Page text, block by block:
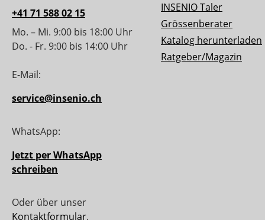
+41 71 588 02 15
Mo. – Mi. 9:00 bis 18:00 Uhr
Do. - Fr. 9:00 bis 14:00 Uhr
E-Mail:
service@insenio.ch
WhatsApp:
Jetzt per WhatsApp
schreiben
Oder über unser
Kontaktformular.
INSENIO Taler
Grössenberater
Katalog herunterladen
Ratgeber/Magazin